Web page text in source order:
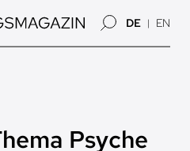
DE EN
Psyche